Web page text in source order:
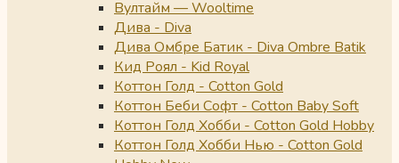
Вултайм — Wooltime
Дива - Diva
Дива Омбре Батик - Diva Ombre Batik
Кид Роял - Kid Royal
Коттон Голд - Cotton Gold
Коттон Беби Софт - Cotton Baby Soft
Коттон Голд Хобби - Cotton Gold Hobby
Коттон Голд Хобби Нью - Cotton Gold